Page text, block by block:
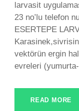
larvasit
23 no’lu telefon
ESERTEPE
vektörün ergin
evreleri
READ MORE